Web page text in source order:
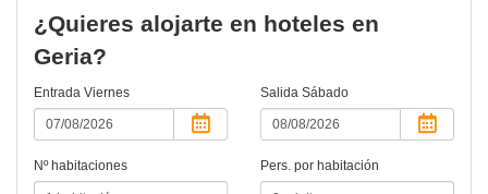
¿Quieres alojarte en hoteles en
Geria?
Entrada Viernes Salida Sábado
Nº habitaciones Pers. por habitación